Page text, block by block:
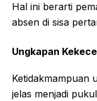
Hal ini berarti
absen di sisa
Ungkapan
Ketidakmampuan
jelas menjadi